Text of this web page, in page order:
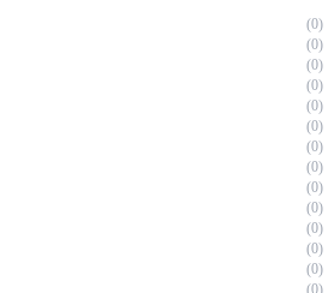
0
0
0
0
0
0
0
0
0
0
0
0
0
0